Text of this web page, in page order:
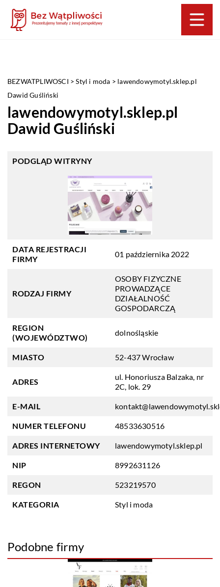
BEZWATPLIWOSCI >Styl i moda > lawendowymotyl.sklep.pl
Dawid Guśliński
lawendowymotyl.sklep.pl
Dawid Guśliński
PODGLĄD WITRYNY
DATA REJESTRACJI
FIRMY
01 października 2022
RODZAJ FIRMY
OSOBY FIZYCZNE
PROWADZĄCE
DZIAŁALNOŚĆ
GOSPODARCZĄ
REGION
(WOJEWÓDZTWO)
dolnośląskie
MIASTO 52-437 Wrocław
ADRES
ul. Honoriusza Balzaka, nr
2C, lok. 29
E-MAIL
NUMER TELEFONU 48533630516
ADRES INTERNETOWY lawendowymotyl.sklep.pl
NIP 8992631126
REGON 523219570
KATEGORIA Styl i moda
Podobne firmy